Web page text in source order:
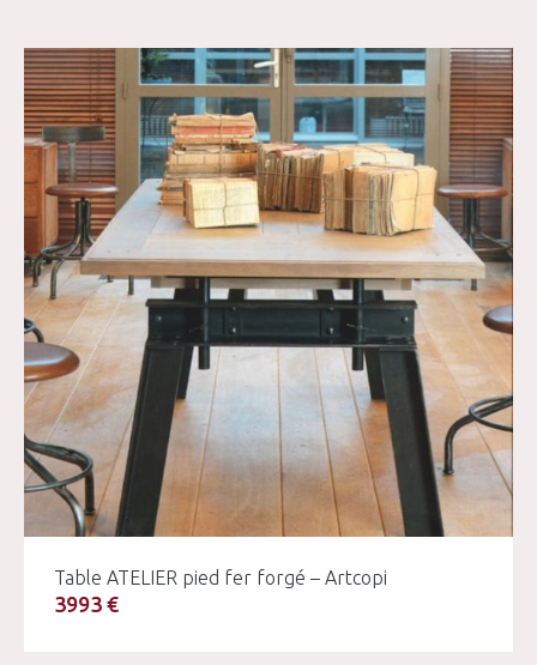
Table ATELIER pied fer forgé – Artcopi
3993 €